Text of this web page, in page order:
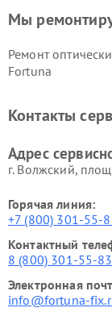
Мы
Ремонт
Fortuna
Контакты
Адрес
г. Волжский,
Горячая линия:
+7 (800) 301-55-
Контактный
8 (800) 301-55-83
Электронная
info@fortuna-